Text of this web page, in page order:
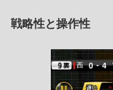
戦略性と操作性